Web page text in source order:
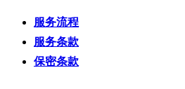
服务流程
服务条款
保密条款